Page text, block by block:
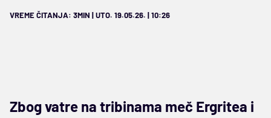
VREME ČITANJA: 3MIN | UTO. 19.05.26. | 10:26
Zbog vatre na tribinama meč Ergritea i